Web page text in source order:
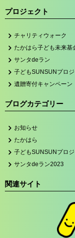
プロジェクト
チャリティウォーク
たかはら子ども未来基
サンタdeラン
子どもSUNSUNプロジ
遺贈寄付キャンペーン
ブログカテゴリー
お知らせ
たかはら
子どもSUNSUNプロジ
サンタdeラン2023
関連サイト